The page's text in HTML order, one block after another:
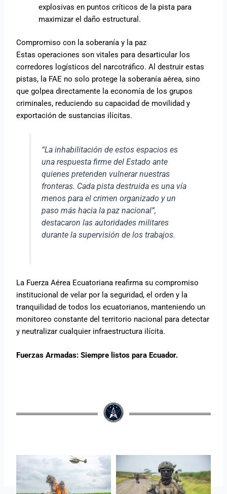
explosivas en puntos críticos de la pista para
maximizar el daño estructural.
Compromiso con la soberanía y la paz
Estas operaciones son vitales para desarticular los
corredores logísticos del narcotráfico. Al destruir estas
pistas, la FAE no solo protege la soberanía aérea, sino
que golpea directamente la economía de los grupos
criminales, reduciendo su capacidad de movilidad y
exportación de sustancias ilícitas.
“La inhabilitación de estos espacios es
una respuesta firme del Estado ante
quienes pretenden vulnerar nuestras
fronteras. Cada pista destruida es una vía
menos para el crimen organizado y un
paso más hacia la paz nacional”,
destacaron las autoridades militares
durante la supervisión de los trabajos.
La Fuerza Aérea Ecuatoriana reafirma su compromiso
institucional de velar por la seguridad, el orden y la
tranquilidad de todos los ecuatorianos, manteniendo un
monitoreo constante del territorio nacional para detectar
y neutralizar cualquier infraestructura ilícita.
Fuerzas Armadas: Siempre listos para Ecuador.